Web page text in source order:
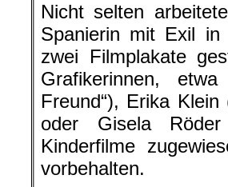
Nicht selten
Spanierin mit Exil
zwei Filmplakate
Grafikerinnen,
Freund“), Erika
oder Gisela
Kinderfilme
vorbehalten.